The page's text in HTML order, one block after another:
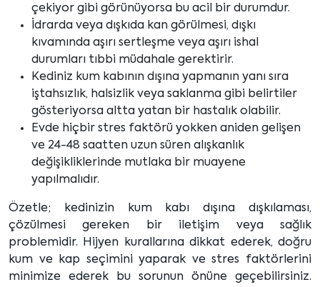
çekiyor gibi görünüyorsa bu acil bir durumdur.
İdrarda veya dışkıda kan görülmesi, dışkı
kıvamında aşırı sertleşme veya aşırı ishal
durumları tıbbi müdahale gerektirir.
Kediniz kum kabının dışına yapmanın yanı sıra
iştahsızlık, halsizlik veya saklanma gibi belirtiler
gösteriyorsa altta yatan bir hastalık olabilir.
Evde hiçbir stres faktörü yokken aniden gelişen
ve 24-48 saatten uzun süren alışkanlık
değişikliklerinde mutlaka bir muayene
yapılmalıdır.
Özetle; kedinizin kum kabı dışına dışkılaması,
çözülmesi gereken bir iletişim veya sağlık
problemidir. Hijyen kurallarına dikkat ederek, doğru
kum ve kap seçimini yaparak ve stres faktörlerini
minimize ederek bu sorunun önüne geçebilirsiniz.